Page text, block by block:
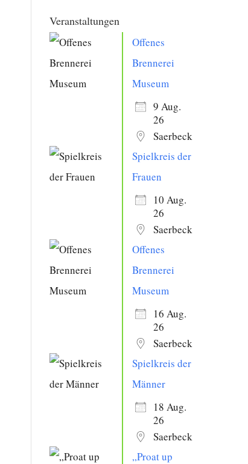
Veranstaltungen
Offenes
Brennerei
Museum
9 Aug.
26
Saerbeck
Spielkreis der
Frauen
10 Aug.
26
Saerbeck
Offenes
Brennerei
Museum
16 Aug.
26
Saerbeck
Spielkreis der
Männer
18 Aug.
26
Saerbeck
„Proat up